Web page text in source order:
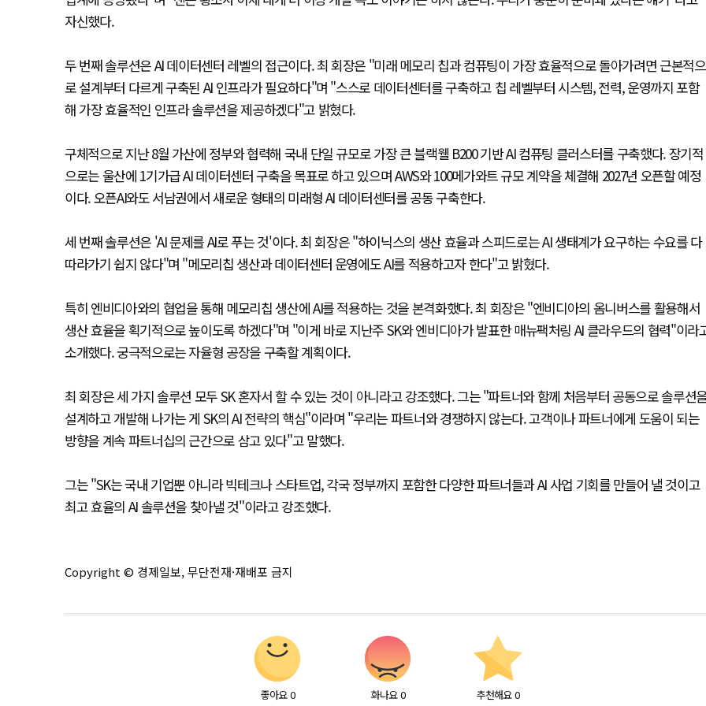
자신했다.
두 번째 솔루션은 AI 데이터센터 레벨의 접근이다. 최 회장은 "미래 메모리 칩과 컴퓨팅이 가장 효율적으로 돌아가려면 근본적으
로 설계부터 다르게 구축된 AI 인프라가 필요하다"며 "스스로 데이터센터를 구축하고 칩 레벨부터 시스템, 전력, 운영까지 포함
해 가장 효율적인 인프라 솔루션을 제공하겠다"고 밝혔다.
구체적으로 지난 8월 가산에 정부와 협력해 국내 단일 규모로 가장 큰 블랙웰 B200 기반 AI 컴퓨팅 클러스터를 구축했다. 장기적
으로는 울산에 1기가급 AI 데이터센터 구축을 목표로 하고 있으며 AWS와 100메가와트 규모 계약을 체결해 2027년 오픈할 예정
이다. 오픈AI와도 서남권에서 새로운 형태의 미래형 AI 데이터센터를 공동 구축한다.
세 번째 솔루션은 'AI 문제를 AI로 푸는 것'이다. 최 회장은 "하이닉스의 생산 효율과 스피드로는 AI 생태계가 요구하는 수요를 다
따라가기 쉽지 않다"며 "메모리칩 생산과 데이터센터 운영에도 AI를 적용하고자 한다"고 밝혔다.
특히 엔비디아와의 협업을 통해 메모리칩 생산에 AI를 적용하는 것을 본격화했다. 최 회장은 "엔비디아의 옴니버스를 활용해서
생산 효율을 획기적으로 높이도록 하겠다"며 "이게 바로 지난주 SK와 엔비디아가 발표한 매뉴팩처링 AI 클라우드의 협력"이라
소개했다. 궁극적으로는 자율형 공장을 구축할 계획이다.
최 회장은 세 가지 솔루션 모두 SK 혼자서 할 수 있는 것이 아니라고 강조했다. 그는 "파트너와 함께 처음부터 공동으로 솔루션
설계하고 개발해 나가는 게 SK의 AI 전략의 핵심"이라며 "우리는 파트너와 경쟁하지 않는다. 고객이나 파트너에게 도움이 되는
방향을 계속 파트너십의 근간으로 삼고 있다"고 말했다.
그는 "SK는 국내 기업뿐 아니라 빅테크나 스타트업, 각국 정부까지 포함한 다양한 파트너들과 AI 사업 기회를 만들어 낼 것이고
최고 효율의 AI 솔루션을 찾아낼 것"이라고 강조했다.
Copyright © 경제일보, 무단전재·재배포 금지
좋아요 0 화나요 0 추천해요 0